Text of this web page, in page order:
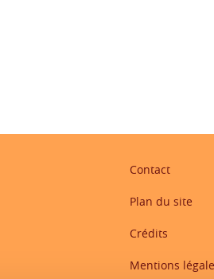
Contact
Plan du site
Crédits
Mentions